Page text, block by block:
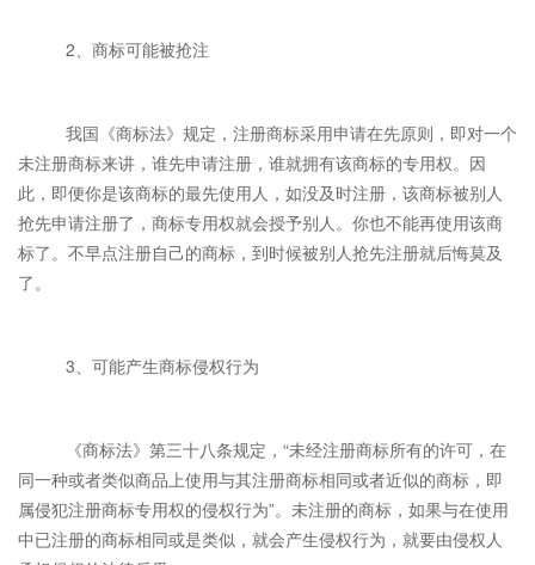
2、商标可能被抢注
我国《商标法》规定，注册商标采用申请在先原则，即对一个
未注册商标来讲，谁先申请注册，谁就拥有该商标的专用权。因
此，即便你是该商标的最先使用人，如没及时注册，该商标被别人
抢先申请注册了，商标专用权就会授予别人。你也不能再使用该商
标了。不早点注册自己的商标，到时候被别人抢先注册就后悔莫及
了。
3、可能产生商标侵权行为
《商标法》第三十八条规定，“未经注册商标所有的许可，在
同一种或者类似商品上使用与其注册商标相同或者近似的商标，即
属侵犯注册商标专用权的侵权行为”。未注册的商标，如果与在使用
中已注册的商标相同或是类似，就会产生侵权行为，就要由侵权人